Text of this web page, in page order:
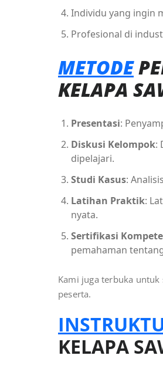
Individu yang ingin
Profesional di
METODE
KELAPA
Presentasi:
Diskusi Kelompok:
dipelajari.
Studi Kasus:
Latihan Praktik:
nyata.
Sertifikasi
pemahaman
Kami juga terbuka
peserta.
KELAPA